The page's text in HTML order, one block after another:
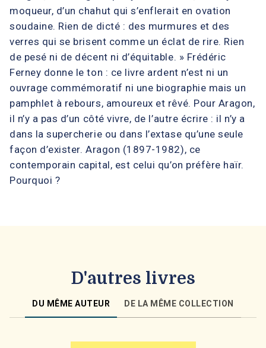
moqueur, d’un chahut qui s’enflerait en ovation
soudaine. Rien de dicté : des murmures et des
verres qui se brisent comme un éclat de rire. Rien
de pesé ni de décent ni d’équitable. » Frédéric
Ferney donne le ton : ce livre ardent n’est ni un
ouvrage commémoratif ni une biographie mais un
pamphlet à rebours, amoureux et rêvé. Pour Aragon,
il n’y a pas d’un côté vivre, de l’autre écrire : il n’y a
dans la supercherie ou dans l’extase qu’une seule
façon d’exister. Aragon (1897-1982), ce
contemporain capital, est celui qu’on préfère haïr.
Pourquoi ?
D'autres livres
DU MÊME AUTEUR DE LA MÊME COLLECTION